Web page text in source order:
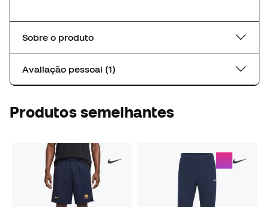
Sobre o produto
Avaliação pessoal (1)
Produtos semelhantes